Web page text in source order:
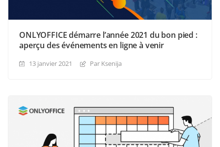
ONLYOFFICE démarre l’année 2021 du bon pied :
aperçu des événements en ligne à venir
13 janvier 2021 Par Ksenija